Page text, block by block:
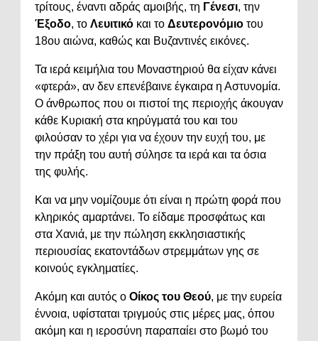
τρίτους, έναντι αδράς αμοιβής, τη Γένεσι, την
Έξοδο, το Λευιτικό και το Δευτερονόμιο του
18ου αιώνα, καθώς και Βυζαντινές εικόνες.
Τα ιερά κειμήλια του Μοναστηριού θα είχαν κάνει
«φτερά», αν δεν επενέβαινε έγκαιρα η Αστυνομία.
Ο άνθρωπος που οι πιστοί της περιοχής άκουγαν
κάθε Κυριακή στα κηρύγματά του και του
φιλούσαν το χέρι για να έχουν την ευχή του, με
την πράξη του αυτή σύλησε τα ιερά και τα όσια
της φυλής.
Και να μην νομίζουμε ότι είναι η πρώτη φορά που
κληρικός αμαρτάνει. Το είδαμε προσφάτως και
στα Χανιά, με την πώληση εκκλησιαστικής
περιουσίας εκατοντάδων στρεμμάτων γης σε
κοινούς εγκληματίες.
Ακόμη και αυτός ο Οίκος του Θεού, με την ευρεία
έννοια, υφίσταται τριγμούς στις μέρες μας, όπου
ακόμη και η ιεροσύνη παραπαίει στο βωμό του